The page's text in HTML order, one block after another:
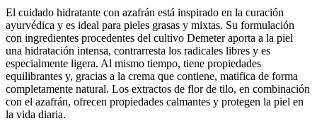
El cuidado hidratante con azafrán está inspirado en la curación
ayurvédica y es ideal para pieles grasas y mixtas. Su formulación
con ingredientes procedentes del cultivo Demeter aporta a la piel
una hidratación intensa, contrarresta los radicales libres y es
especialmente ligera. Al mismo tiempo, tiene propiedades
equilibrantes y, gracias a la crema que contiene, matifica de forma
completamente natural. Los extractos de flor de tilo, en combinación
con el azafrán, ofrecen propiedades calmantes y protegen la piel en
la vida diaria.